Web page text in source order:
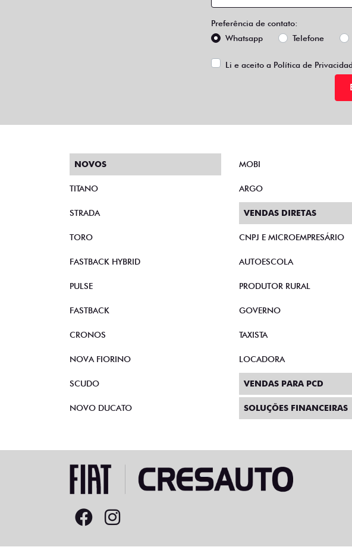
Preferência de contato:
Whatsapp
Telefone
Li e aceito a Política de
NOVOS
TITANO
STRADA
TORO
FASTBACK HYBRID
PULSE
FASTBACK
CRONOS
NOVA FIORINO
SCUDO
NOVO DUCATO
MOBI
ARGO
VENDAS DIRETAS
CNPJ E MICROEMPRESÁRIO
AUTOESCOLA
PRODUTOR RURAL
GOVERNO
TAXISTA
LOCADORA
VENDAS PARA PCD
SOLUÇÕES FINANCEIRAS